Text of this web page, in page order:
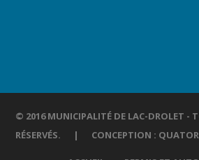
© 2016 MUNICIPALITÉ DE LAC-DROLET -
RÉSERVÉS. | CONCEPTION :